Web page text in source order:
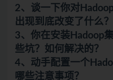
2、谈一下你对
出现到底改变了什么？
3、你在安装Hadoop
些坑？如何解决的？
4、动手配置一个
哪些注意事项？